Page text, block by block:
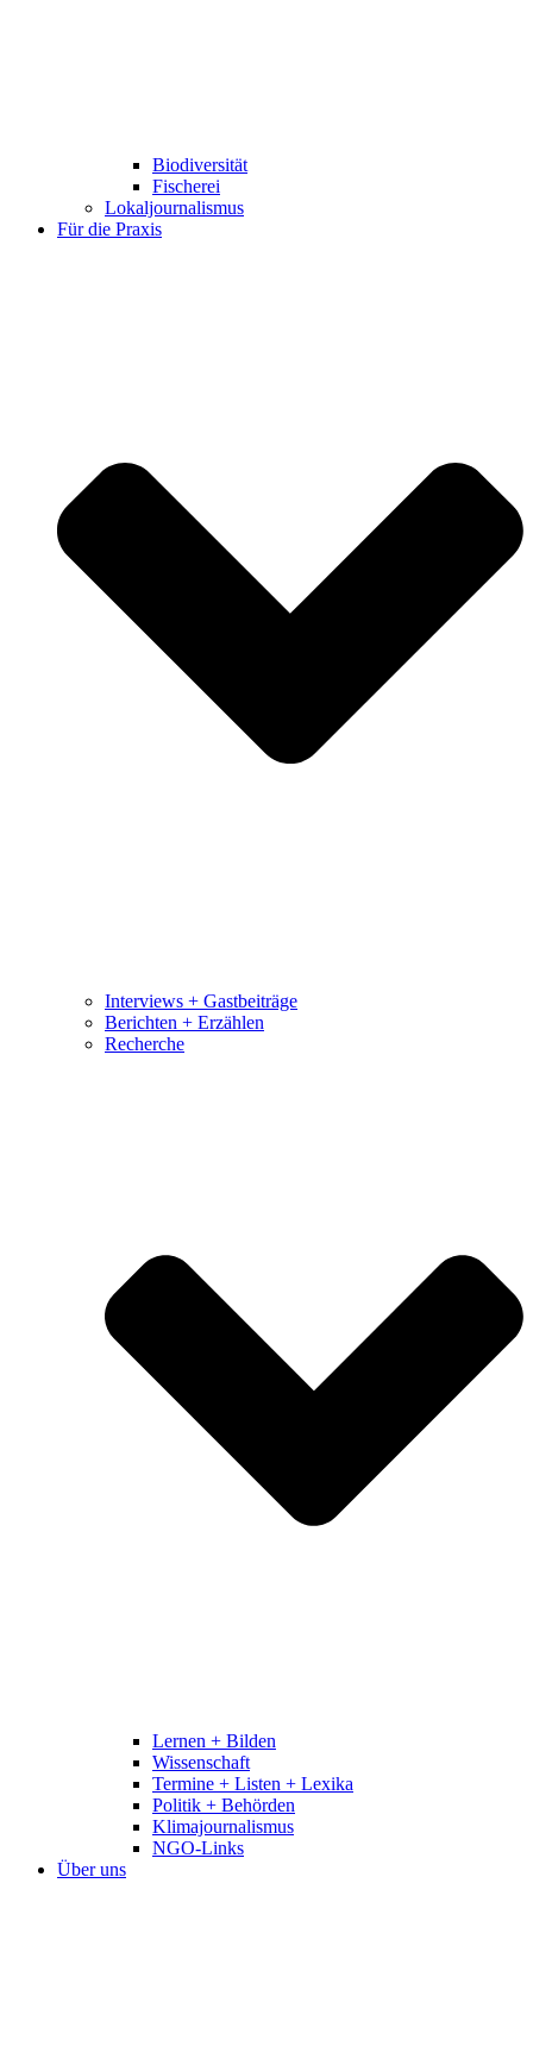
Biodiversität
Fischerei
Lokaljournalismus
Für die Praxis
Interviews + Gastbeiträge
Berichten + Erzählen
Recherche
Lernen + Bilden
Wissenschaft
Termine + Listen + Lexika
Politik + Behörden
Klimajournalismus
NGO-Links
Über uns